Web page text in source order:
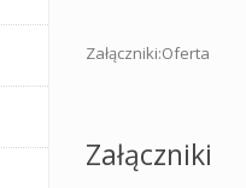
Załączniki:Oferta
Załączniki